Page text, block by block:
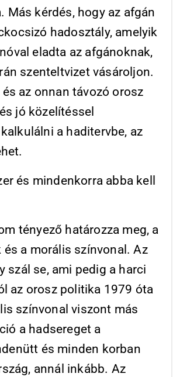
Más kérdés, hogy az afgán
hadosztály, amelyik
eladta az afgánoknak,
szenteltvizet vásároljon.
az onnan távozó orosz
jó közelítéssel
a haditervbe, az
és mindenkorra abba kell
tényező határozza meg, a
a morális színvonal. Az
szál se, ami pedig a harci
az orosz politika 1979 óta
színvonal viszont más
a hadsereget a
és minden korban
annál inkább. Az